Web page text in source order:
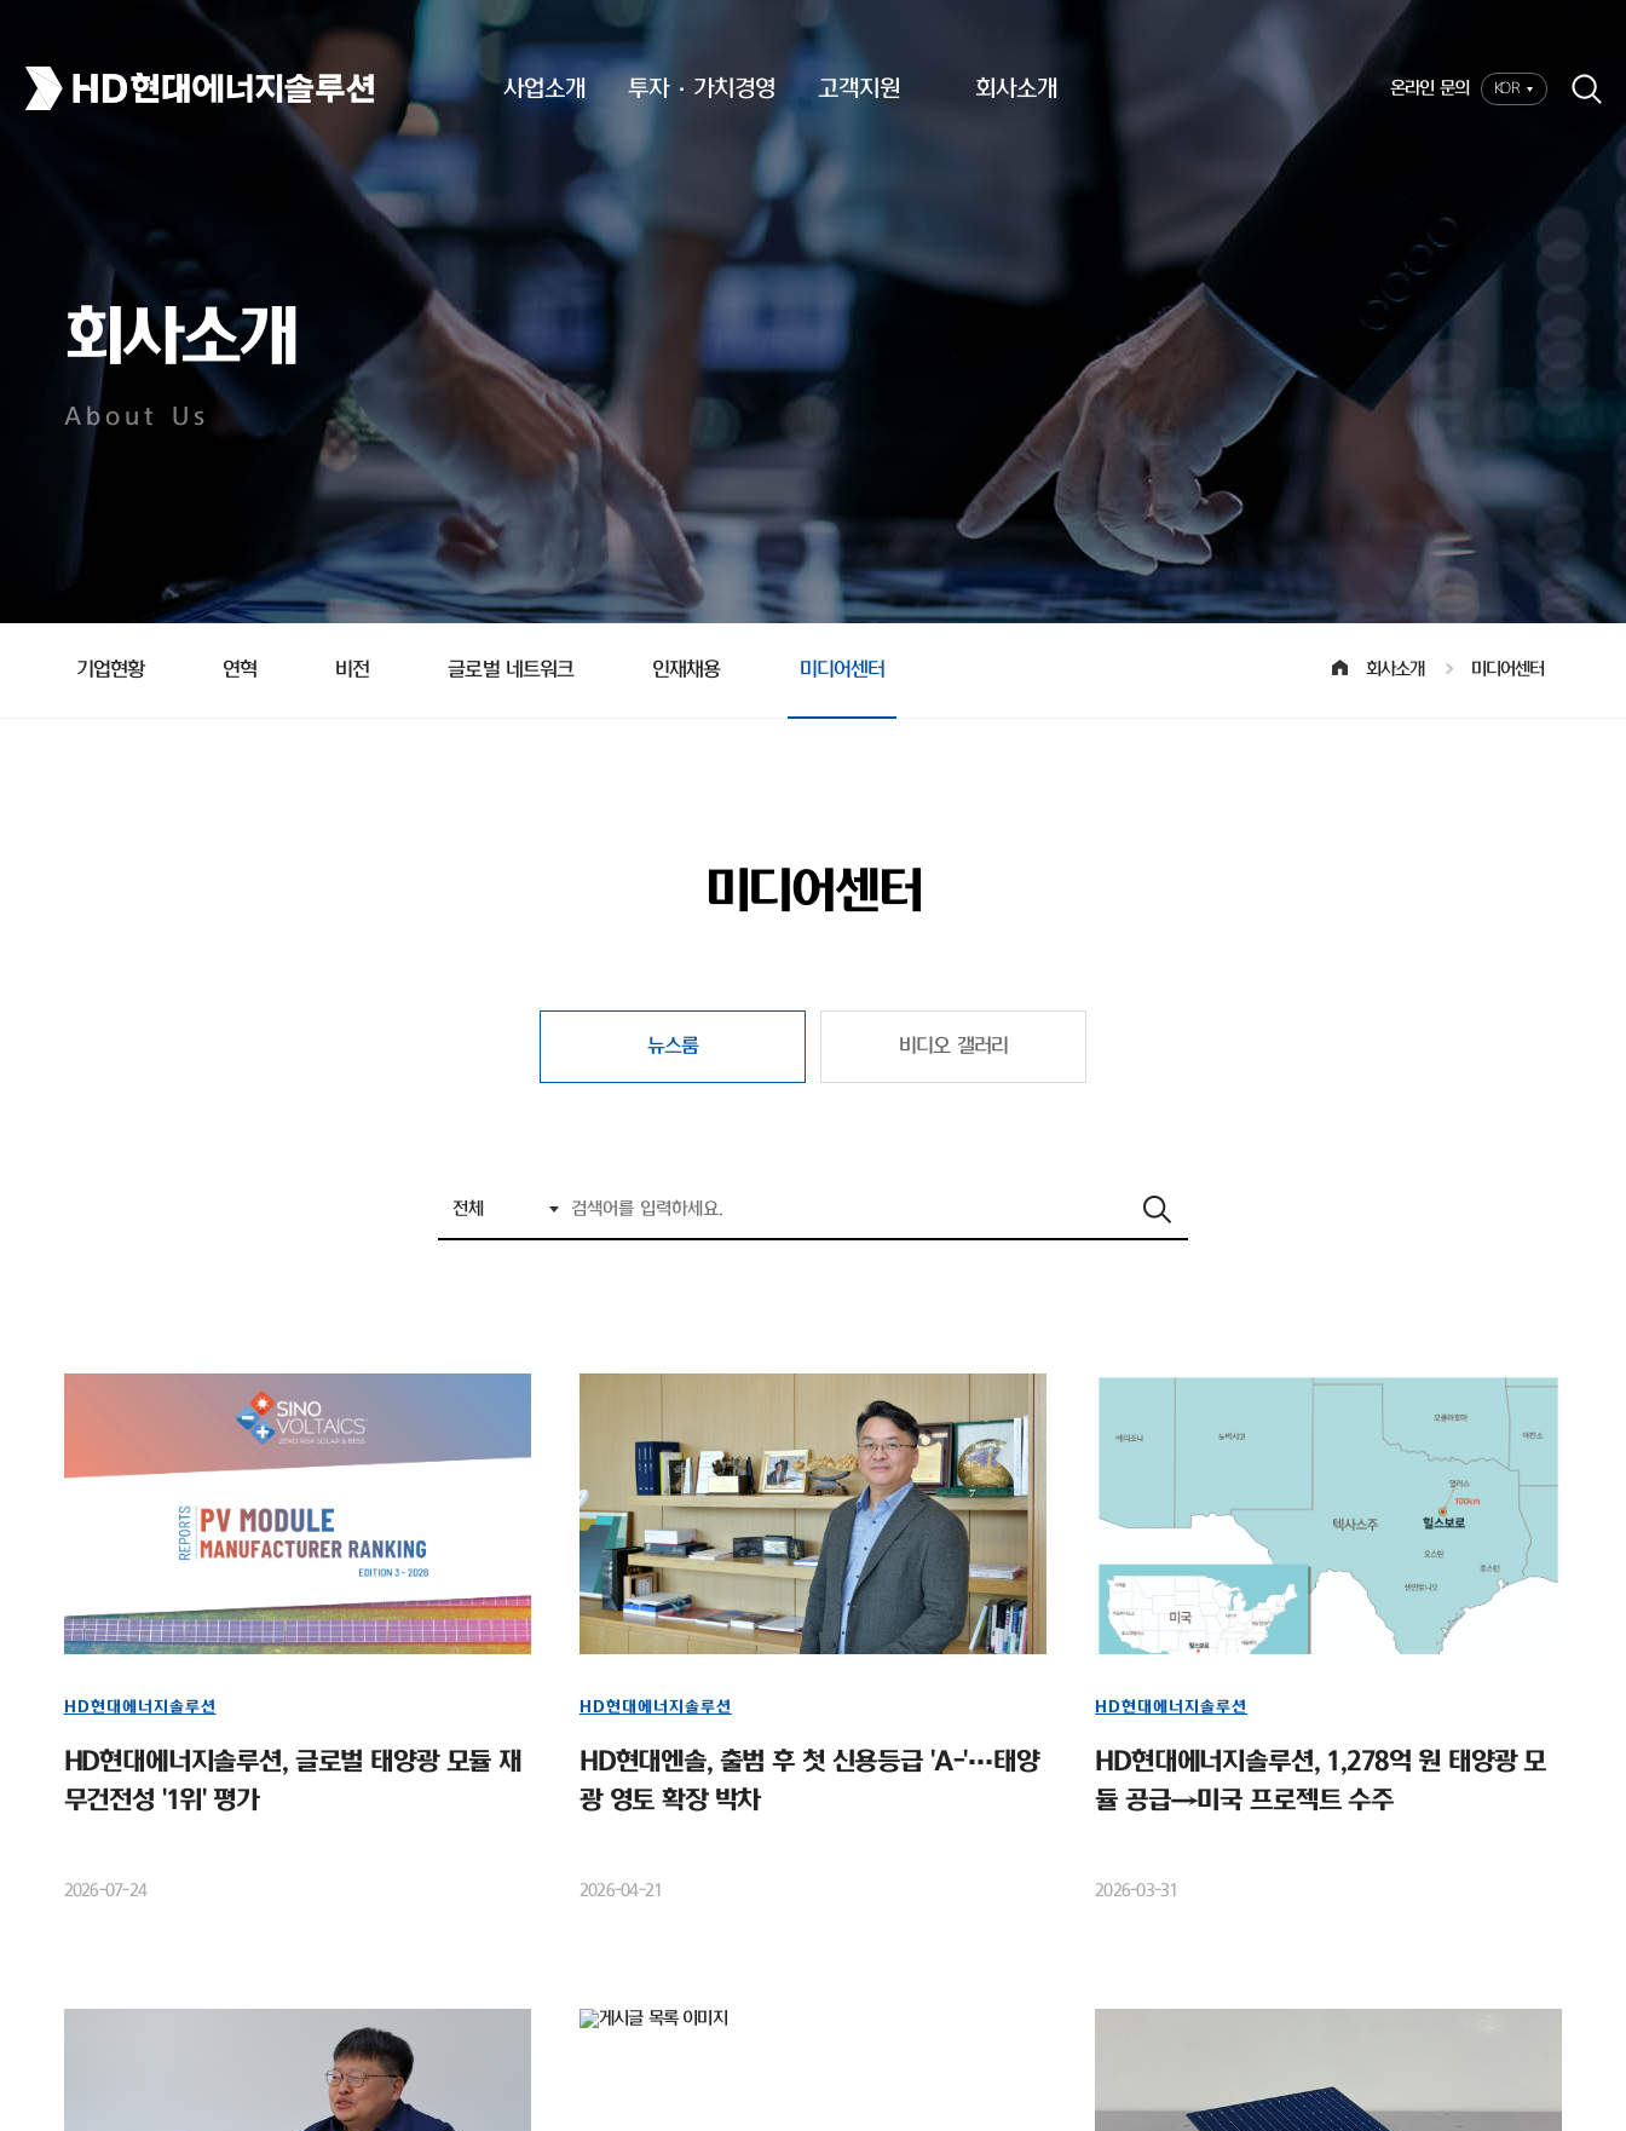
사업소개 투자·가치경영 고객지원 회사소개 온라인 문의 KOR
회사소개
About Us
기업현황 연혁 비전 글로벌 네트워크 인재채용 미디어센터 회사소개 미디어센터
미디어센터
뉴스룸 비디오 갤러리
HD현대에너지솔루션
HD현대에너지솔루션, 글로벌 태양광 모듈 재
무건전성 '1위' 평가
2026-07-24
HD현대에너지솔루션
HD현대엔솔, 출범 후 첫 신용등급 'A-'…태양
광 영토 확장 박차
2026-04-21
HD현대에너지솔루션
HD현대에너지솔루션, 1,278억 원 태양광 모
듈 공급→미국 프로젝트 수주
2026-03-31